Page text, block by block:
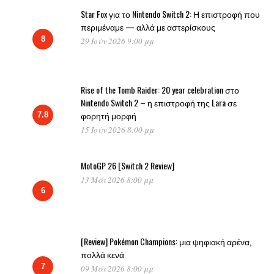
8
Star Fox για το Nintendo Switch 2: Η επιστροφή που
περιμέναμε — αλλά με αστερίσκους
29 Ιούν 2026 9:00 μμ
7.8
Rise of the Tomb Raider: 20 year celebration στο
Nintendo Switch 2 – η επιστροφή της Lara σε
φορητή μορφή
15 Ιούν 2026 8:00 μμ
6
MotoGP 26 [Switch 2 Review]
13 Μάι 2026 8:00 μμ
7
[Review] Pokémon Champions: μια ψηφιακή αρένα,
πολλά κενά
09 Μάι 2026 8:00 μμ